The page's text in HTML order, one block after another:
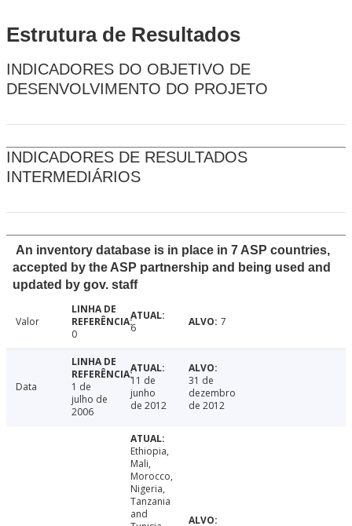
Estrutura de Resultados
INDICADORES DO OBJETIVO DE
DESENVOLVIMENTO DO PROJETO
INDICADORES DE RESULTADOS
INTERMEDIÁRIOS
An inventory database is in place in 7 ASP countries,
accepted by the ASP partnership and being used and
updated by gov. staff
Valor
0
6 7
Data
1 de
julho de
2006
11 de
junho
de 2012
31 de
dezembro
de 2012
Ethiopia,
Mali,
Morocco,
Nigeria,
Tanzania
and